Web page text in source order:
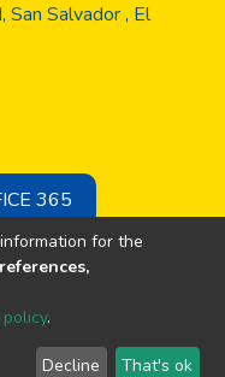
San Salvador , El
365
los derechos son
Evangélica de El
for the
.
Decline That's ok